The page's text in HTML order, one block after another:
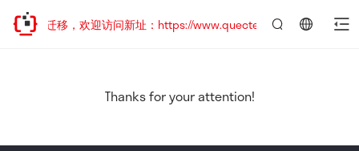
地址已迁移，欢迎访问新址：https://www.quectel.com.cn
Thanks for your attention!